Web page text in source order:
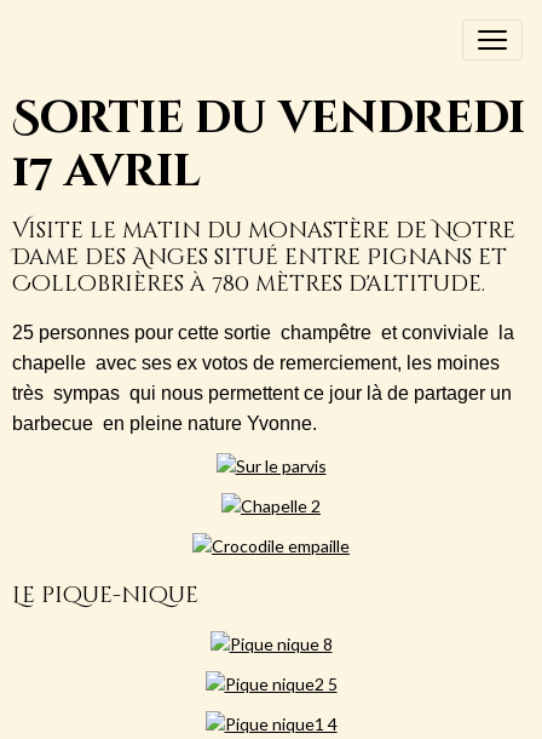
Sortie du vendredi
17 avril
Visite le matin du monastère de Notre
Dame des Anges situé entre Pignans et
Collobrières à 780 mètres d'altitude.
25 personnes pour cette sortie champêtre et conviviale la
chapelle avec ses ex votos de remerciement, les moines
très sympas qui nous permettent ce jour là de partager un
barbecue en pleine nature Yvonne.
Le pique-nique